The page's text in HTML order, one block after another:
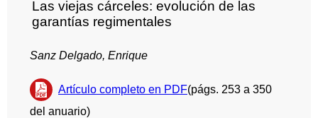
Las viejas cárceles: evolución de las
garantías regimentales
Sanz Delgado, Enrique
Artículo completo en PDF(págs. 253 a 350
del anuario)